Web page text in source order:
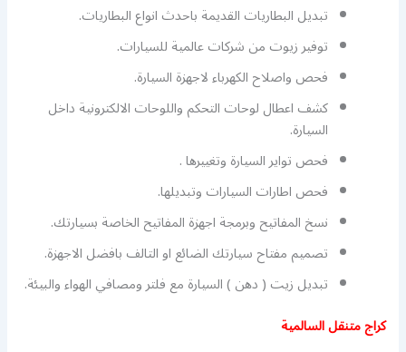
تبديل البطاريات القديمة باحدث انواع البطاريات.
توفير زيوت من شركات عالمية للسيارات.
فحص واصلاح الكهرباء لاجهزة السيارة.
كشف اعطال لوحات التحكم واللوحات الالكترونية داخل
السيارة.
فحص تواير السيارة وتغييرها .
فحص اطارات السيارات وتبديلها.
نسخ المفاتيح وبرمجة اجهزة المفاتيح الخاصة بسيارتك.
تصميم مفتاح سيارتك الضائع او التالف بافضل الاجهزة.
تبديل زيت ( دهن ) السيارة مع فلتر ومصافي الهواء والبيئة.
كراج متنقل السالمية